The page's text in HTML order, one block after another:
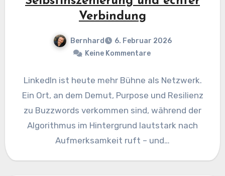
Verbindung
Bernhard
6. Februar 2026
Keine Kommentare
LinkedIn ist heute mehr Bühne als Netzwerk.
Ein Ort, an dem Demut, Purpose und Resilienz
zu Buzzwords verkommen sind, während der
Algorithmus im Hintergrund lautstark nach
Aufmerksamkeit ruft – und…